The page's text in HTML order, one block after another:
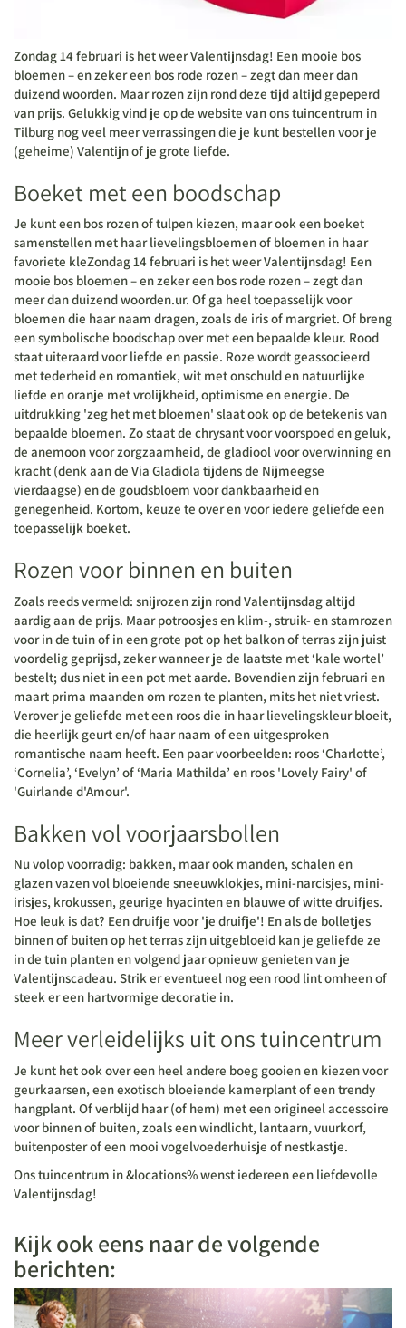
Zondag 14 februari is het weer Valentijnsdag! Een mooie bos
bloemen – en zeker een bos rode rozen – zegt dan meer dan
duizend woorden. Maar rozen zijn rond deze tijd altijd gepeperd
van prijs. Gelukkig vind je op de website van ons tuincentrum in
Tilburg nog veel meer verrassingen die je kunt bestellen voor je
(geheime) Valentijn of je grote liefde.
Boeket met een boodschap
Je kunt een bos rozen of tulpen kiezen, maar ook een boeket
samenstellen met haar lievelingsbloemen of bloemen in haar
favoriete kleZondag 14 februari is het weer Valentijnsdag! Een
mooie bos bloemen – en zeker een bos rode rozen – zegt dan
meer dan duizend woorden.ur. Of ga heel toepasselijk voor
bloemen die haar naam dragen, zoals de iris of margriet. Of breng
een symbolische boodschap over met een bepaalde kleur. Rood
staat uiteraard voor liefde en passie. Roze wordt geassocieerd
met tederheid en romantiek, wit met onschuld en natuurlijke
liefde en oranje met vrolijkheid, optimisme en energie. De
uitdrukking 'zeg het met bloemen' slaat ook op de betekenis van
bepaalde bloemen. Zo staat de chrysant voor voorspoed en geluk,
de anemoon voor zorgzaamheid, de gladiool voor overwinning en
kracht (denk aan de Via Gladiola tijdens de Nijmeegse
vierdaagse) en de goudsbloem voor dankbaarheid en
genegenheid. Kortom, keuze te over en voor iedere geliefde een
toepasselijk boeket.
Rozen voor binnen en buiten
Zoals reeds vermeld: snijrozen zijn rond Valentijnsdag altijd
aardig aan de prijs. Maar potroosjes en klim-, struik- en stamrozen
voor in de tuin of in een grote pot op het balkon of terras zijn juist
voordelig geprijsd, zeker wanneer je de laatste met ‘kale wortel’
bestelt; dus niet in een pot met aarde. Bovendien zijn februari en
maart prima maanden om rozen te planten, mits het niet vriest.
Verover je geliefde met een roos die in haar lievelingskleur bloeit,
die heerlijk geurt en/of haar naam of een uitgesproken
romantische naam heeft. Een paar voorbeelden: roos ‘Charlotte’,
‘Cornelia’, ‘Evelyn’ of ‘Maria Mathilda’ en roos 'Lovely Fairy' of
'Guirlande d'Amour'.
Bakken vol voorjaarsbollen
Nu volop voorradig: bakken, maar ook manden, schalen en
glazen vazen vol bloeiende sneeuwklokjes, mini-narcisjes, mini-
irisjes, krokussen, geurige hyacinten en blauwe of witte druifjes.
Hoe leuk is dat? Een druifje voor 'je druifje'! En als de bolletjes
binnen of buiten op het terras zijn uitgebloeid kan je geliefde ze
in de tuin planten en volgend jaar opnieuw genieten van je
Valentijnscadeau. Strik er eventueel nog een rood lint omheen of
steek er een hartvormige decoratie in.
Meer verleidelijks uit ons tuincentrum
Je kunt het ook over een heel andere boeg gooien en kiezen voor
geurkaarsen, een exotisch bloeiende kamerplant of een trendy
hangplant. Of verblijd haar (of hem) met een origineel accessoire
voor binnen of buiten, zoals een windlicht, lantaarn, vuurkorf,
buitenposter of een mooi vogelvoederhuisje of nestkastje.
Ons tuincentrum in &locations% wenst iedereen een liefdevolle
Valentijnsdag!
Kijk ook eens naar de volgende
berichten: